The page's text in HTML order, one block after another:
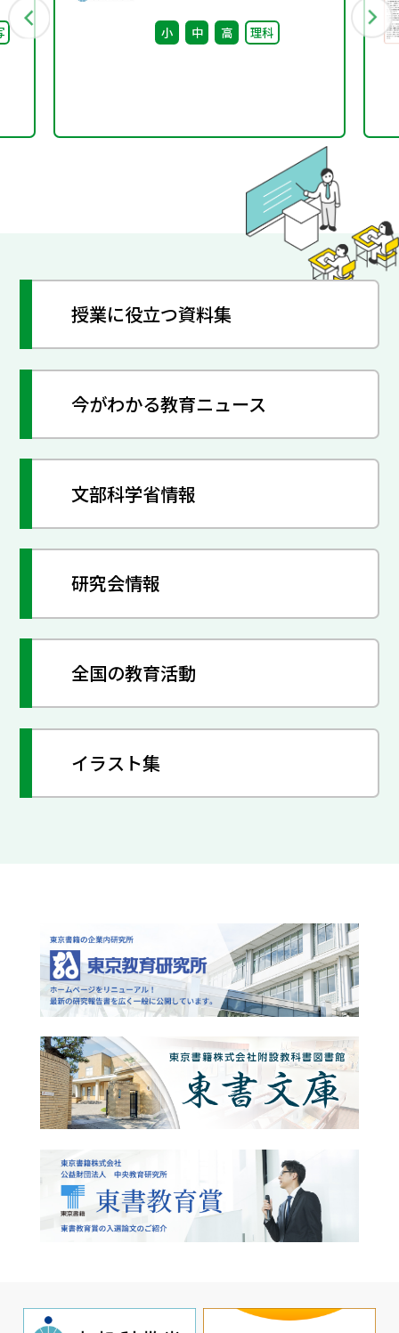
回） 配付資料
小 中 高 理科
授業に役立つ資料集
今がわかる教育ニュース
文部科学省情報
研究会情報
全国の教育活動
イラスト集